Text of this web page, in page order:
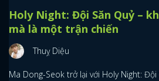
Holy Night: Đội Săn Quỷ –
mà là một trận chiến
Thuỵ Diệu
Ma Dong-Seok trở lại với Holy Night: